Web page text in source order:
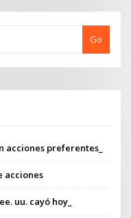
Go
acciones preferentes_
acciones
uu. cayó hoy_